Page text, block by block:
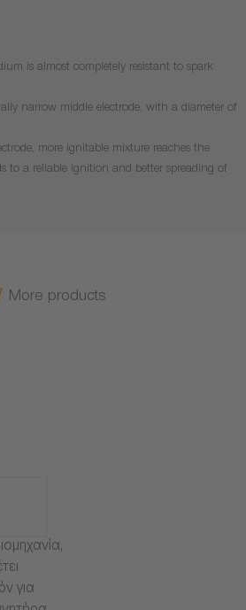
is almost completely resistant to spark
narrow middle electrode, with a diameter of
more ignitable mixture reaches the
to a reliable ignition and better spreading of
More products
για